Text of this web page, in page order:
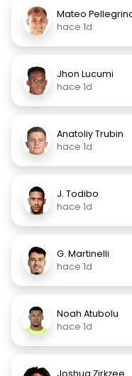
Mateo
hace 1d
Jhon Lucumi
hace 1d
Anatoliy Trubin
hace 1d
J. Todibo
hace 1d
G. Martinelli
hace 1d
Noah Atubolu
hace 1d
Joshua Zirkzee